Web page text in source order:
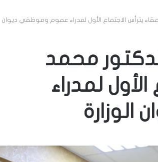
يترأس الاجتماع الأول لمدراء عموم وموظفي ديوان
محمد
لمدراء